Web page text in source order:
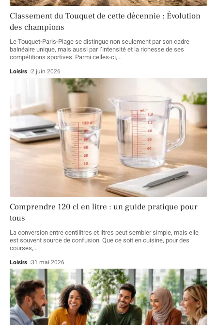
Classement du Touquet de cette décennie : Évolution
des champions
Le Touquet-Paris-Plage se distingue non seulement par son cadre
balnéaire unique, mais aussi par l’intensité et la richesse de ses
compétitions sportives. Parmi celles-ci,…
Loisirs 2 juin 2026
Comprendre 120 cl en litre : un guide pratique pour
tous
La conversion entre centilitres et litres peut sembler simple, mais elle
est souvent source de confusion. Que ce soit en cuisine, pour des
courses,…
Loisirs 31 mai 2026